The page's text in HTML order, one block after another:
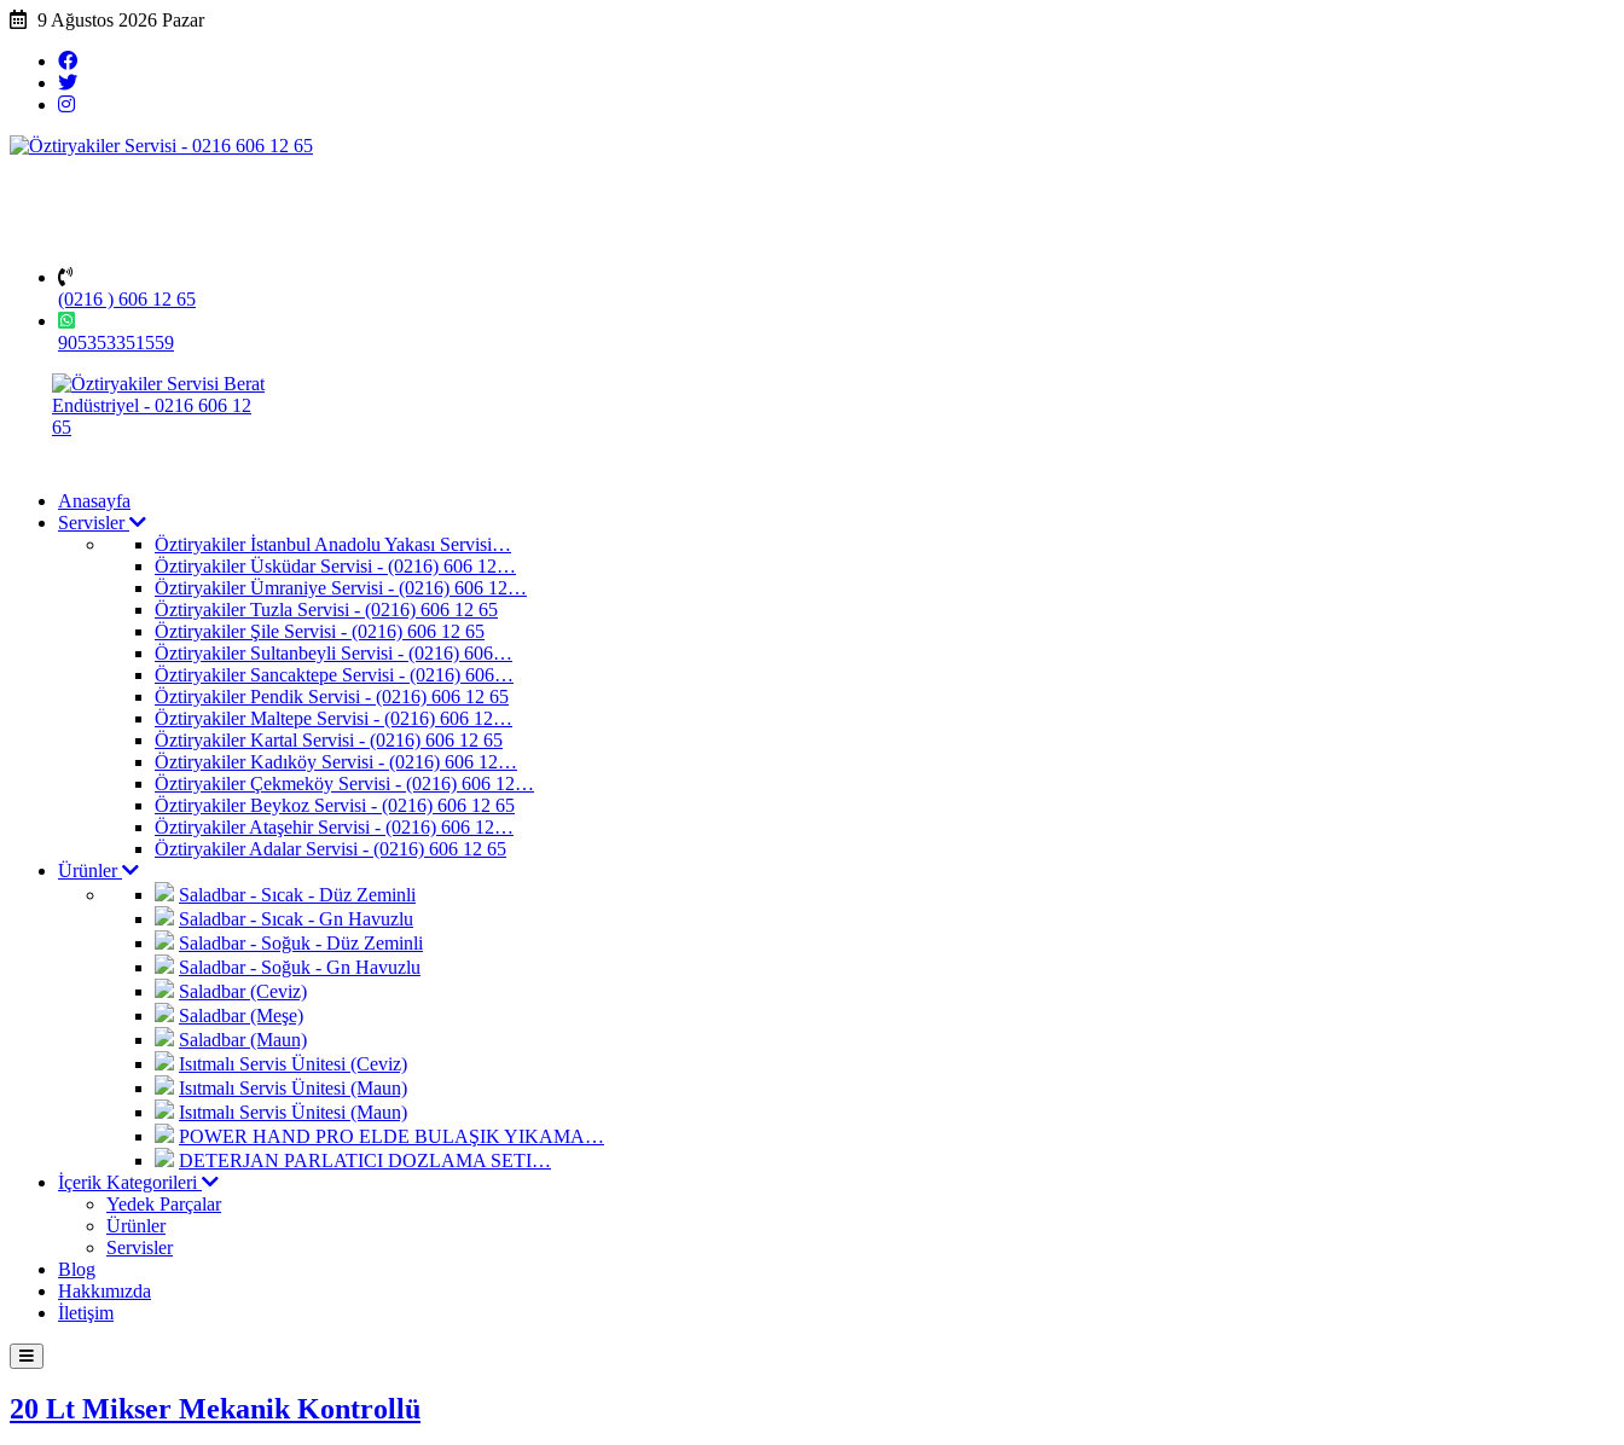
9 Ağustos 2026 Pazar
(0216 ) 606 12 65
905353351559
Anasayfa
Servisler
Öztiryakiler İstanbul Anadolu Yakası Servisi…
Öztiryakiler Üsküdar Servisi - (0216) 606 12…
Öztiryakiler Ümraniye Servisi - (0216) 606 12…
Öztiryakiler Tuzla Servisi - (0216) 606 12 65
Öztiryakiler Şile Servisi - (0216) 606 12 65
Öztiryakiler Sultanbeyli Servisi - (0216) 606…
Öztiryakiler Sancaktepe Servisi - (0216) 606…
Öztiryakiler Pendik Servisi - (0216) 606 12 65
Öztiryakiler Maltepe Servisi - (0216) 606 12…
Öztiryakiler Kartal Servisi - (0216) 606 12 65
Öztiryakiler Kadıköy Servisi - (0216) 606 12…
Öztiryakiler Çekmeköy Servisi - (0216) 606 12…
Öztiryakiler Beykoz Servisi - (0216) 606 12 65
Öztiryakiler Ataşehir Servisi - (0216) 606 12…
Öztiryakiler Adalar Servisi - (0216) 606 12 65
Ürünler
Saladbar - Sıcak - Düz Zeminli
Saladbar - Sıcak - Gn Havuzlu
Saladbar - Soğuk - Düz Zeminli
Saladbar - Soğuk - Gn Havuzlu
Saladbar (Ceviz)
Saladbar (Meşe)
Saladbar (Maun)
Isıtmalı Servis Ünitesi (Ceviz)
Isıtmalı Servis Ünitesi (Maun)
Isıtmalı Servis Ünitesi (Maun)
POWER HAND PRO ELDE BULAŞIK YIKAMA…
DETERJAN PARLATICI DOZLAMA SETI…
İçerik Kategorileri
Yedek Parçalar
Ürünler
Servisler
Blog
Hakkımızda
İletişim
20 Lt Mikser Mekanik Kontrollü